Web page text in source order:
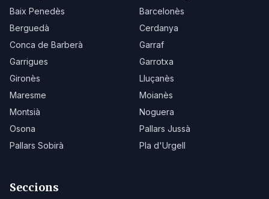
Baix Penedès
Barcelonès
Berguedà
Cerdanya
Conca de Barberà
Garraf
Garrigues
Garrotxa
Gironès
Lluçanès
Maresme
Moianès
Montsià
Noguera
Osona
Pallars Jussà
Pallars Sobirà
Pla d'Urgell
Seccions